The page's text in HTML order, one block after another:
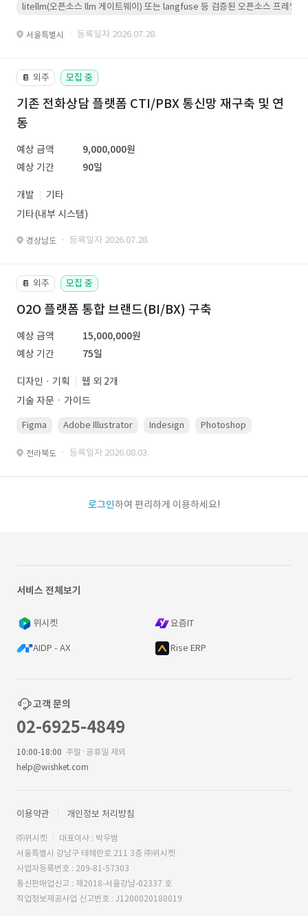
litellm(오픈소스 llm 게이트웨이) 또는 langfuse 등 검증된 오픈소스 프레임워
서울특별시 · 등록일자 2026.07.28.
📔 외주 모집 중
기존 전화상담 플랫폼 CTI/PBX 통신망 재구축 및 연
동
예상 금액
9,000,000원
예상 기간
90일
개발
기타
기타(내부 시스템)
경상남도 · 등록일자 2026.07.28.
📔 외주 모집 중
O2O 플랫폼 통합 브랜드(BI/BX) 구축
예상 금액
15,000,000원
예상 기간
75일
디자인 · 기획
웹 외 2개
기술 자문ㆍ가이드
Figma Adobe Illustrator Indesign Photoshop
전라북도 · 등록일자 2026.08.03.
로그인하여 편리하게 이용하세요!
서비스 전체보기
위시켓 요즘IT
AIDP - AX Rise ERP
고객 문의
02-6925-4849
10:00-18:00 주말·공휴일 제외
help@wishket.com
이용약관 개인정보 처리방침
㈜위시켓
대표이사 : 박우범
서울특별시 강남구 테헤란로 211 3층 ㈜위시켓
사업자등록번호 : 209-81-57303
통신판매업신고 : 제2018-서울강남-02337 호
직업정보제공사업 신고번호 : J1200020180019